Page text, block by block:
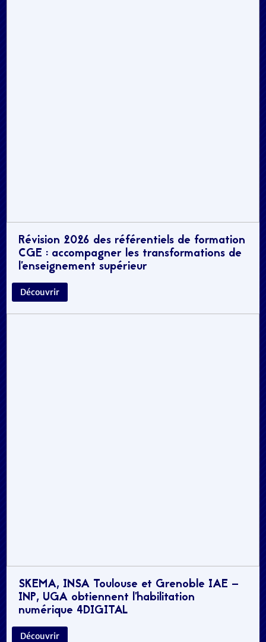
Révision 2026 des référentiels de formation
CGE : accompagner les transformations de
l’enseignement supérieur
Découvrir
SKEMA, INSA Toulouse et Grenoble IAE –
INP, UGA obtiennent l’habilitation
numérique 4DIGITAL
Découvrir